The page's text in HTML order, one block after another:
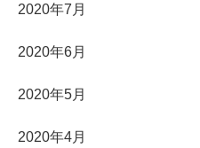
2020年7月
2020年6月
2020年5月
2020年4月